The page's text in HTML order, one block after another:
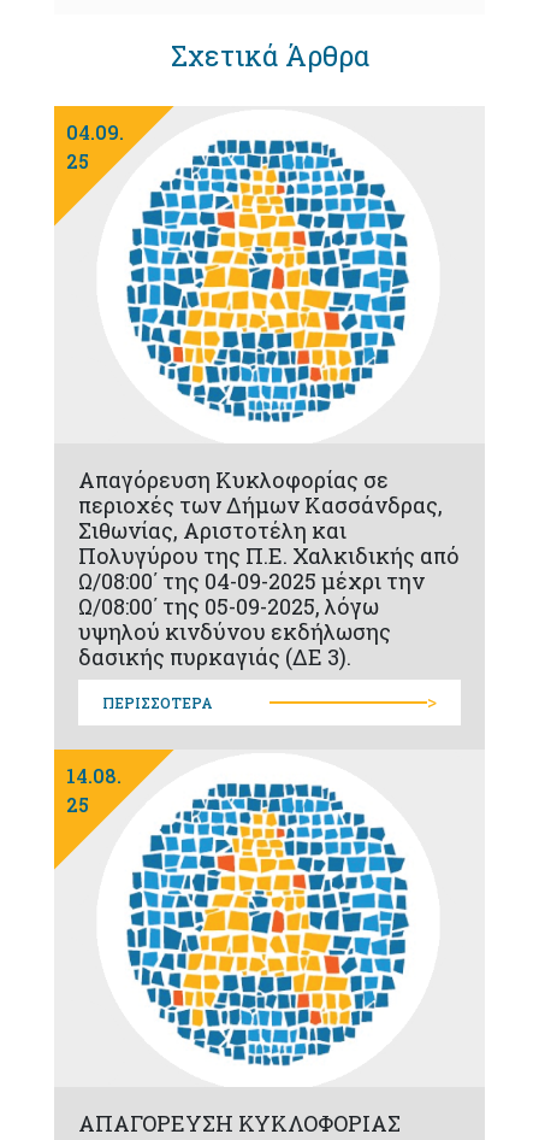
Σχετικά Άρθρα
04.09.
25
Απαγόρευση Κυκλοφορίας σε
περιοχές των Δήμων Κασσάνδρας,
Σιθωνίας, Αριστοτέλη και
Πολυγύρου της Π.Ε. Χαλκιδικής από
Ω/08:00΄ της 04-09-2025 μέχρι την
Ω/08:00΄ της 05-09-2025, λόγω
υψηλού κινδύνου εκδήλωσης
δασικής πυρκαγιάς (ΔΕ 3).
ΠΕΡΙΣΣΟΤΕΡΑ >
14.08.
25
ΑΠΑΓΟΡΕΥΣΗ ΚΥΚΛΟΦΟΡΙΑΣ